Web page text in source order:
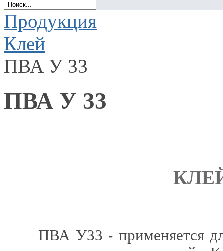
Продукция
Клей
ПВА У 33
ПВА У 33
ПВА У33 - применяется